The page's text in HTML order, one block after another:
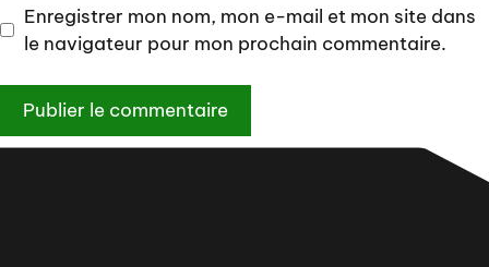
Enregistrer mon nom, mon e-mail et mon site dans
le navigateur pour mon prochain commentaire.